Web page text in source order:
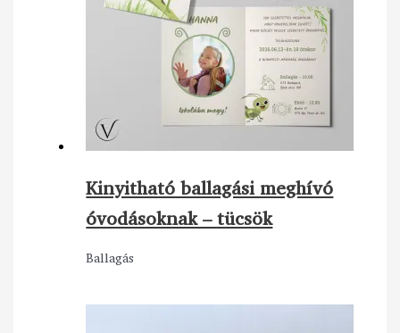
Kinyitható ballagási meghívó
óvodásoknak – tücsök
Ballagás